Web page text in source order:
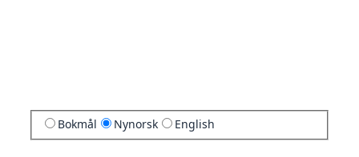
Bokmål Nynorsk English